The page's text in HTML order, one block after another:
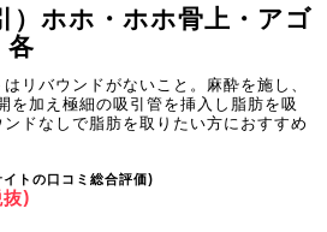
）ホホ・ホホ骨上・アゴ
各
リバウンドがないこと。麻酔を施し、
を加え極細の吸引管を挿入し脂肪を吸
ドなしで脂肪を取りたい方におすすめ
トの口コミ総合評価)
)